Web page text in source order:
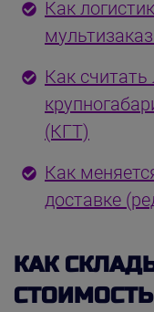
Как
Как считать
(КГТ)
Как
доставке
КАК